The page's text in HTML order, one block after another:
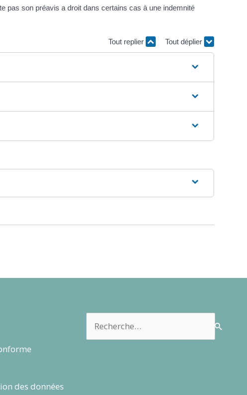
pas son préavis a droit dans certains cas à une indemnité
Tout replier Tout déplier
des données